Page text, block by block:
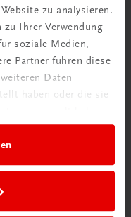
zu analysieren.
Ihrer Verwendung
soziale Medien,
Partner führen diese
Daten
haben oder die sie
GmbH
Linz
58 69 41